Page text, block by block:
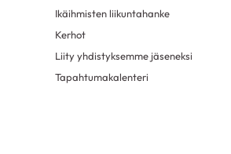
Ikäihmisten liikuntahanke
Kerhot
Liity yhdistyksemme jäseneksi
Tapahtumakalenteri